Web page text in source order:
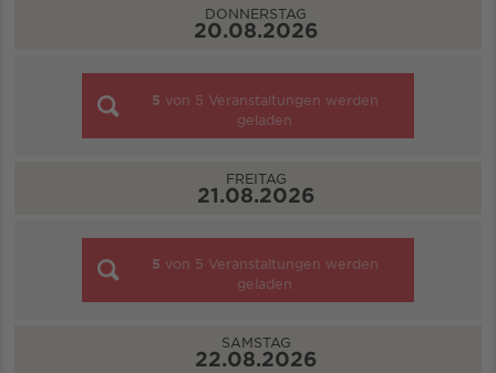
DONNERSTAG
20.08.2026
5 von 5 Veranstaltungen werden
geladen
FREITAG
21.08.2026
5 von 5 Veranstaltungen werden
geladen
SAMSTAG
22.08.2026